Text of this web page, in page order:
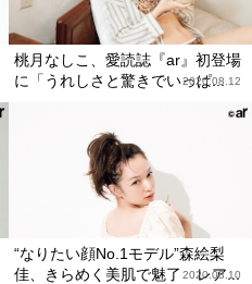
桃月なしこ、愛読誌『ar』初登場
に「うれしさと驚きでいっぱ...
2020.08.12
“なりたい顔No.1モデル”森絵梨
佳、きらめく美肌で魅了 レア...
2020.08.10